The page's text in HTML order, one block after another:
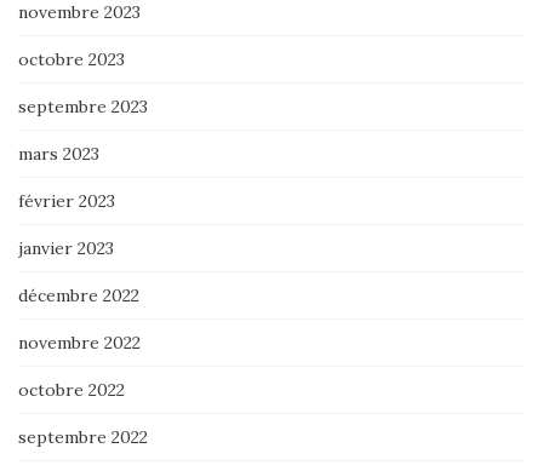
novembre 2023
octobre 2023
septembre 2023
mars 2023
février 2023
janvier 2023
décembre 2022
novembre 2022
octobre 2022
septembre 2022